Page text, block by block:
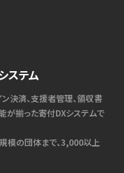
ステム
決済、支援者管理、領収書
が揃った寄付DXシステムで
模の団体まで、3,000以上